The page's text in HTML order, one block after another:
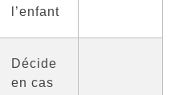
l’enfant
Décide
en cas